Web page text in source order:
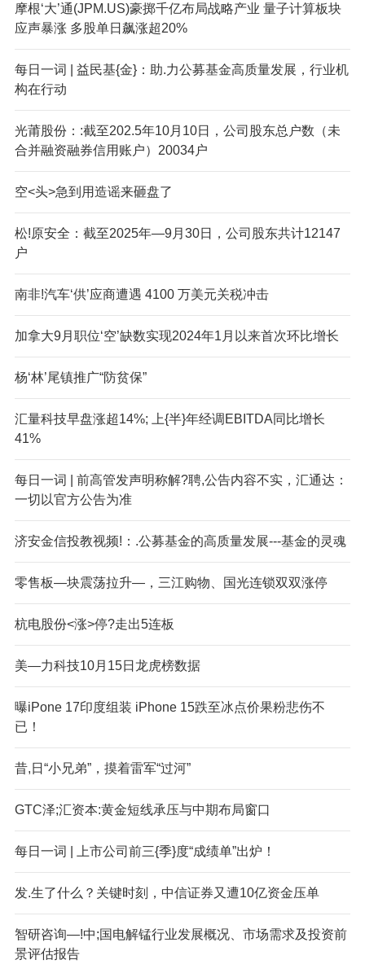
摩根‘大’通(JPM.US)豪掷千亿布局战略产业 量子计算板块
应声暴涨 多股单日飙涨超20%
每日一词 | 益民基{金}：助.力公募基金高质量发展，行业机
构在行动
光莆股份：:截至202.5年10月10日，公司股东总户数（未
合并融资融券信用账户）20034户
空<头>急到用造谣来砸盘了
松!原安全：截至2025年—9月30日，公司股东共计12147
户
南非!汽车‘供’应商遭遇 4100 万美元关税冲击
加拿大9月职位‘空’缺数实现2024年1月以来首次环比增长
杨‘林’尾镇推广“防贫保”
汇量科技早盘涨超14%; 上{半}年经调EBITDA同比增长
41%
每日一词 | 前高管发声明称解?聘,公告内容不实，汇通达：
一切以官方公告为准
济安金信投教视频!：.公募基金的高质量发展---基金的灵魂
零售板—块震荡拉升—，三江购物、国光连锁双双涨停
杭电股份<涨>停?走出5连板
美—力科技10月15日龙虎榜数据
曝iPone 17印度组装 iPhone 15跌至冰点价果粉悲伤不
已！
昔,日“小兄弟”，摸着雷军“过河”
GTC泽;汇资本:黄金短线承压与中期布局窗口
每日一词 | 上市公司前三{季}度“成绩单”出炉！
发.生了什么？关键时刻，中信证券又遭10亿资金压单
智研咨询—!中;国电解锰行业发展概况、市场需求及投资前
景评估报告